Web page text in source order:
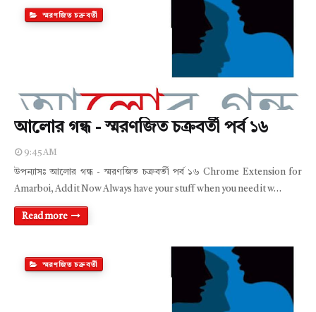
স্মরণজিত চক্রবর্তী
আলোর গন্ধ - স্মরণজিত চক্রবর্তী পর্ব ১৬
9:45 AM
উপন্যাসঃ আলোর গন্ধ - স্মরণজিত চক্রবর্তী পর্ব ১৬ Chrome Extension for
Amarboi, Add it Now Always have your stuff when you need it w…
Read more
স্মরণজিত চক্রবর্তী